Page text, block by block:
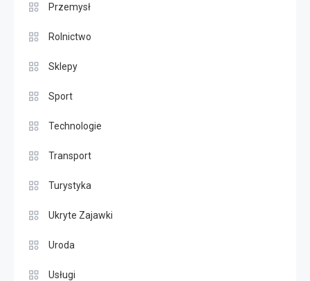
Przemysł
Rolnictwo
Sklepy
Sport
Technologie
Transport
Turystyka
Ukryte Zajawki
Uroda
Usługi